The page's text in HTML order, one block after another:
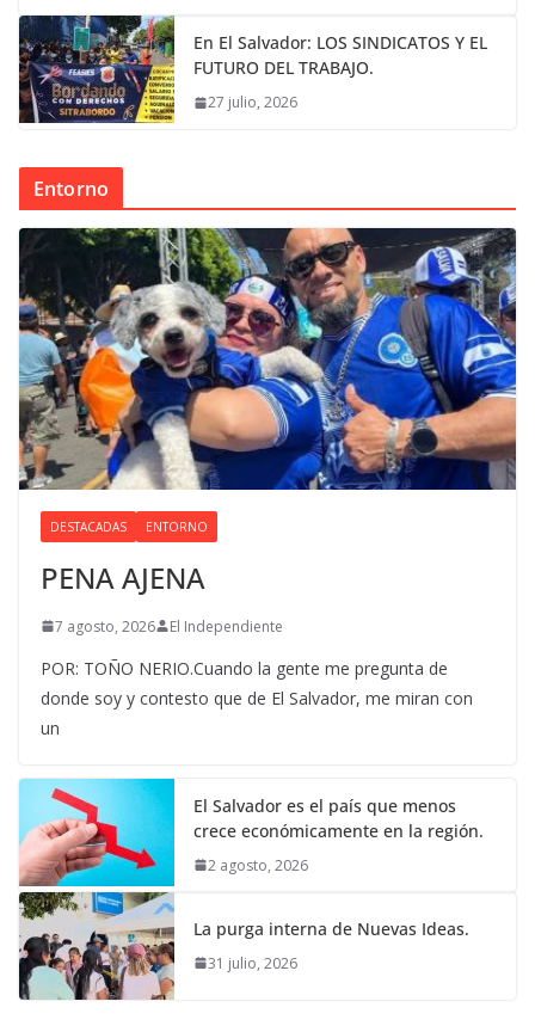
En El Salvador: LOS SINDICATOS Y EL
FUTURO DEL TRABAJO.
27 julio, 2026
Entorno
DESTACADAS ENTORNO
PENA AJENA
7 agosto, 2026 El Independiente
POR: TOÑO NERIO.Cuando la gente me pregunta de
donde soy y contesto que de El Salvador, me miran con
un
El Salvador es el país que menos
crece económicamente en la región.
2 agosto, 2026
La purga interna de Nuevas Ideas.
31 julio, 2026